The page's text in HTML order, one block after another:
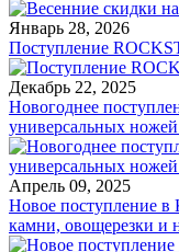
Январь 28, 2026
Поступление
Декабрь 22, 2025
Новогоднее
универсальных
Апрель 09, 2025
Новое поступление в
камни, овощерезки и